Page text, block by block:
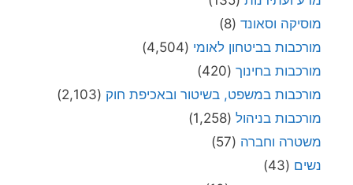
מוסיקה וסאונד (8)
מורכבות בביטחון לאומי (4,504)
מורכבות בחינוך (420)
מורכבות במשפט, בשיטור ובאכיפת חוק (2,103)
מורכבות בניהול (1,258)
משטרה וחברה (57)
נשים (43)